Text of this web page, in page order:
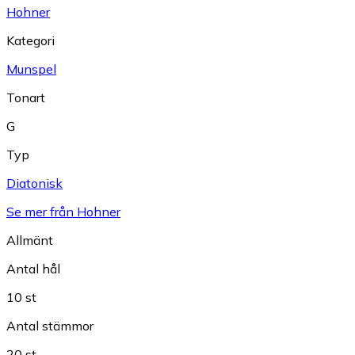
Hohner
Kategori
Munspel
Tonart
G
Typ
Diatonisk
Se mer från Hohner
Allmänt
Antal hål
10 st
Antal stämmor